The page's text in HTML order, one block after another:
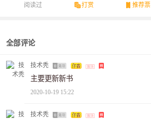
阅读过 打赏 推荐票
全部评论
技术秃
主要更新新书
2020-10-19 15:22
技术秃